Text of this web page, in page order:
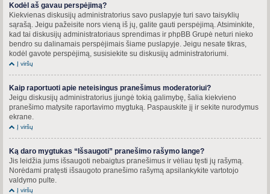
Kodėl aš gavau perspėjimą?
Kiekvienas diskusijų administratorius savo puslapyje turi savo taisyklių
sąrašą. Jeigu pažeisite nors vieną iš jų, galite gauti perspėjimą. Atsiminkite,
kad tai diskusijų administratoriaus sprendimas ir phpBB Grupė neturi nieko
bendro su dalinamais perspėjimais šiame puslapyje. Jeigu nesate tikras,
kodėl gavote perspėjimą, susisiekite su diskusijų administratoriumi.
Į viršų
Kaip raportuoti apie neteisingus pranešimus moderatoriui?
Jeigu diskusijų administratorius įjungė tokią galimybę, šalia kiekvieno
pranešimo matysite raportavimo mygtuką. Paspauskite jį ir sekite nurodymus
ekrane.
Į viršų
Ką daro mygtukas “Išsaugoti” pranešimo rašymo lange?
Jis leidžia jums išsaugoti nebaigtus pranešimus ir vėliau tęsti jų rašymą.
Norėdami pratęsti išsaugoto pranešimo rašymą apsilankykite vartotojo
valdymo pulte.
Į viršų